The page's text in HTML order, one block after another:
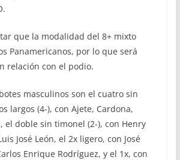
que la modalidad del 8+ mixto
Panamericanos, por lo que será
relación con el podio.
masculinos son el cuatro sin
largos (4-), con Ajete, Cardona,
el doble sin timonel (2-), con Henry
José León, el 2x ligero, con José
Enrique Rodríguez, y el 1x, con